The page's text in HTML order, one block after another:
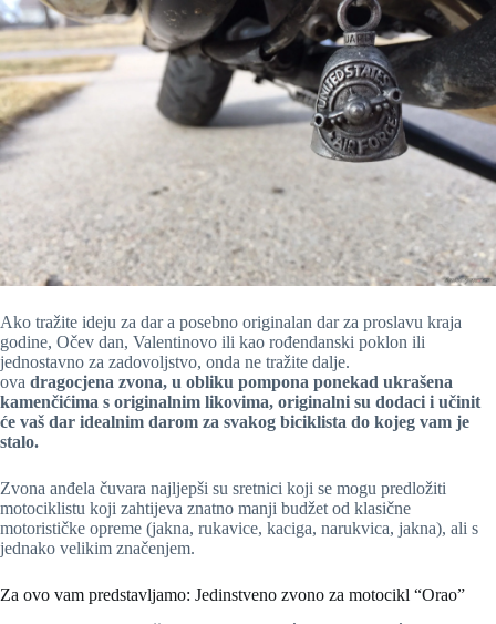
Ako tražite ideju za dar a posebno originalan dar za proslavu kraja
godine, Očev dan, Valentinovo ili kao rođendanski poklon ili
jednostavno za zadovoljstvo, onda ne tražite dalje.
ova dragocjena zvona, u obliku pompona ponekad ukrašena
kamenčićima s originalnim likovima, originalni su dodaci i učinit
će vaš dar idealnim darom za svakog biciklista do kojeg vam je
stalo.
Zvona anđela čuvara najljepši su sretnici koji se mogu predložiti
motociklistu koji zahtijeva znatno manji budžet od klasične
motorističke opreme (jakna, rukavice, kaciga, narukvica, jakna), ali s
jednako velikim značenjem.
Za ovo vam predstavljamo: Jedinstveno zvono za motocikl “Orao”